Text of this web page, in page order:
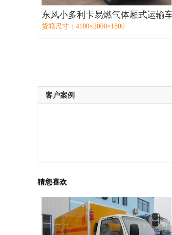
东风小多利卡易燃气体厢式运输车
货箱尺寸：4100×2000×1800
客户案例
猜您喜欢